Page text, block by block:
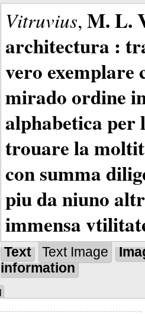
Vitruvius, M. L.
architectura :
vero exemplare
mirado ordine
alphabetica per
trouare la
con summa
piu da niuno
immensa
Text Text Image
information